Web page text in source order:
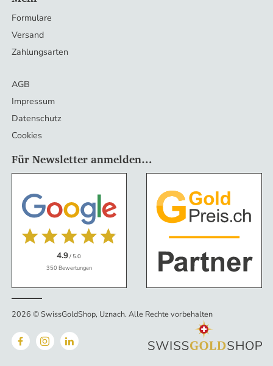
Formulare
Versand
Zahlungsarten
AGB
Impressum
Datenschutz
Cookies
Für Newsletter anmelden…
4.9/ 5.0
350 Bewertungen
2026 © SwissGoldShop, Uznach. Alle Rechte vorbehalten